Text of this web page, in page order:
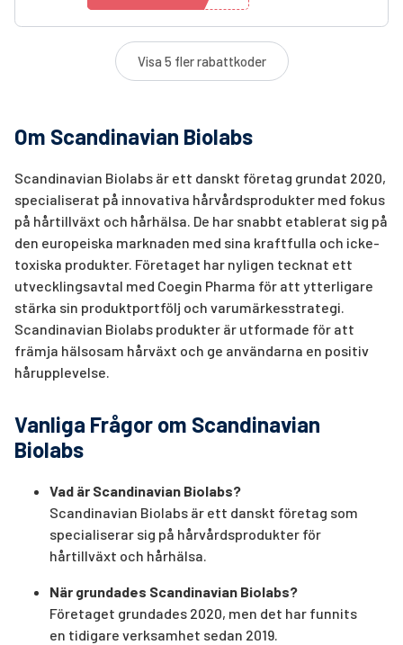
Visa 5 fler rabattkoder
Om Scandinavian Biolabs
Scandinavian Biolabs är ett danskt företag grundat 2020,
specialiserat på innovativa hårvårdsprodukter med fokus
på hårtillväxt och hårhälsa. De har snabbt etablerat sig på
den europeiska marknaden med sina kraftfulla och icke-
toxiska produkter. Företaget har nyligen tecknat ett
utvecklingsavtal med Coegin Pharma för att ytterligare
stärka sin produktportfölj och varumärkesstrategi.
Scandinavian Biolabs produkter är utformade för att
främja hälsosam hårväxt och ge användarna en positiv
hårupplevelse.
Vanliga Frågor om Scandinavian
Biolabs
Vad är Scandinavian Biolabs?
Scandinavian Biolabs är ett danskt företag som
specialiserar sig på hårvårdsprodukter för
hårtillväxt och hårhälsa.
När grundades Scandinavian Biolabs?
Företaget grundades 2020, men det har funnits
en tidigare verksamhet sedan 2019.